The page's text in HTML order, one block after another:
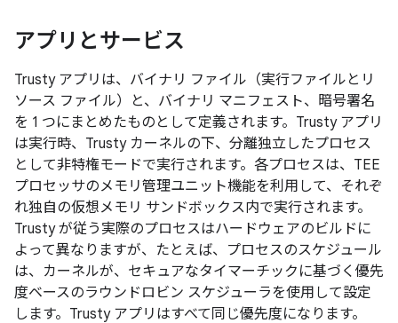
アプリとサービス
Trusty アプリは、バイナリ ファイル（実行ファイルとリ
ソース ファイル）と、バイナリ マニフェスト、暗号署名
を 1 つにまとめたものとして定義されます。Trusty アプリ
は実行時、Trusty カーネルの下、分離独立したプロセス
として非特権モードで実行されます。各プロセスは、TEE
プロセッサのメモリ管理ユニット機能を利用して、それぞ
れ独自の仮想メモリ サンドボックス内で実行されます。
Trusty が従う実際のプロセスはハードウェアのビルドに
よって異なりますが、たとえば、プロセスのスケジュール
は、カーネルが、セキュアなタイマーチックに基づく優先
度ベースのラウンドロビン スケジューラを使用して設定
します。Trusty アプリはすべて同じ優先度になります。